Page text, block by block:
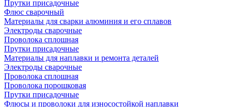
Прутки присадочные
Флюс сварочный
Материалы для сварки алюминия и его сплавов
Электроды сварочные
Проволока сплошная
Прутки присадочные
Материалы для наплавки и ремонта деталей
Электроды сварочные
Проволока сплошная
Проволока порошковая
Прутки присадочные
Флюсы и проволоки для износостойкой наплавки